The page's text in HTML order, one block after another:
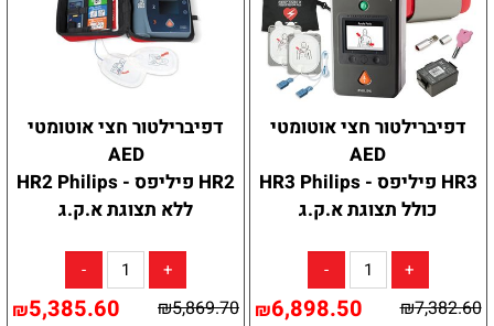
דפיברילטור חצי אוטומטי
AED
HR3 פיליפס - HR3 Philips
כולל תצוגת א.ק.ג
₪7,382.60
₪6,898.50
דפיברילטור חצי אוטומטי
AED
HR2 פיליפס - HR2 Philips
ללא תצוגת א.ק.ג
₪5,869.70
₪5,385.60